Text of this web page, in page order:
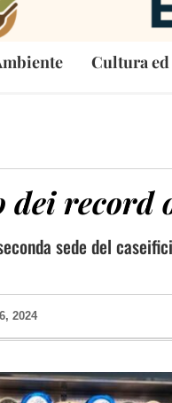
Cultura
record
sede del
2024